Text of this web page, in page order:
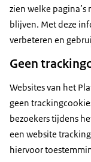
zien welke
blijven. Met deze
verbeteren en
Geen
Websites van het
geen
bezoekers tijdens
een website
hiervoor